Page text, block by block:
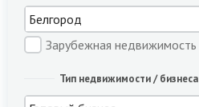
Зарубежная недвижимость
Тип недвижимости / бизнеса